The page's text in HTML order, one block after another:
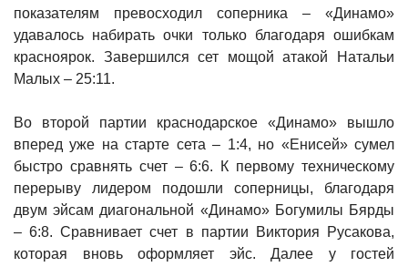
показателям превосходил соперника – «Динамо»
удавалось набирать очки только благодаря ошибкам
красноярок. Завершился сет мощой атакой Натальи
Малых – 25:11.
Во второй партии краснодарское «Динамо» вышло
вперед уже на старте сета – 1:4, но «Енисей» сумел
быстро сравнять счет – 6:6. К первому техническому
перерыву лидером подошли соперницы, благодаря
двум эйсам диагональной «Динамо» Богумилы Бярды
– 6:8. Сравнивает счет в партии Виктория Русакова,
которая вновь оформляет эйс. Далее у гостей